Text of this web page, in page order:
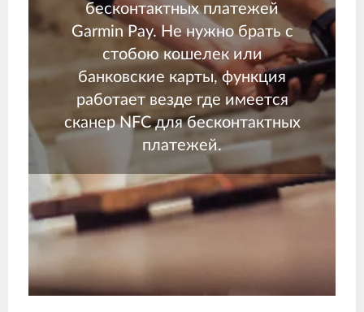
бесконтактных платежей
Garmin Pay. Не нужно брать с
стобою кошелек или
банковские карты, функция
работает везде где имеется
сканер NFC для бесконтактных
платежей.